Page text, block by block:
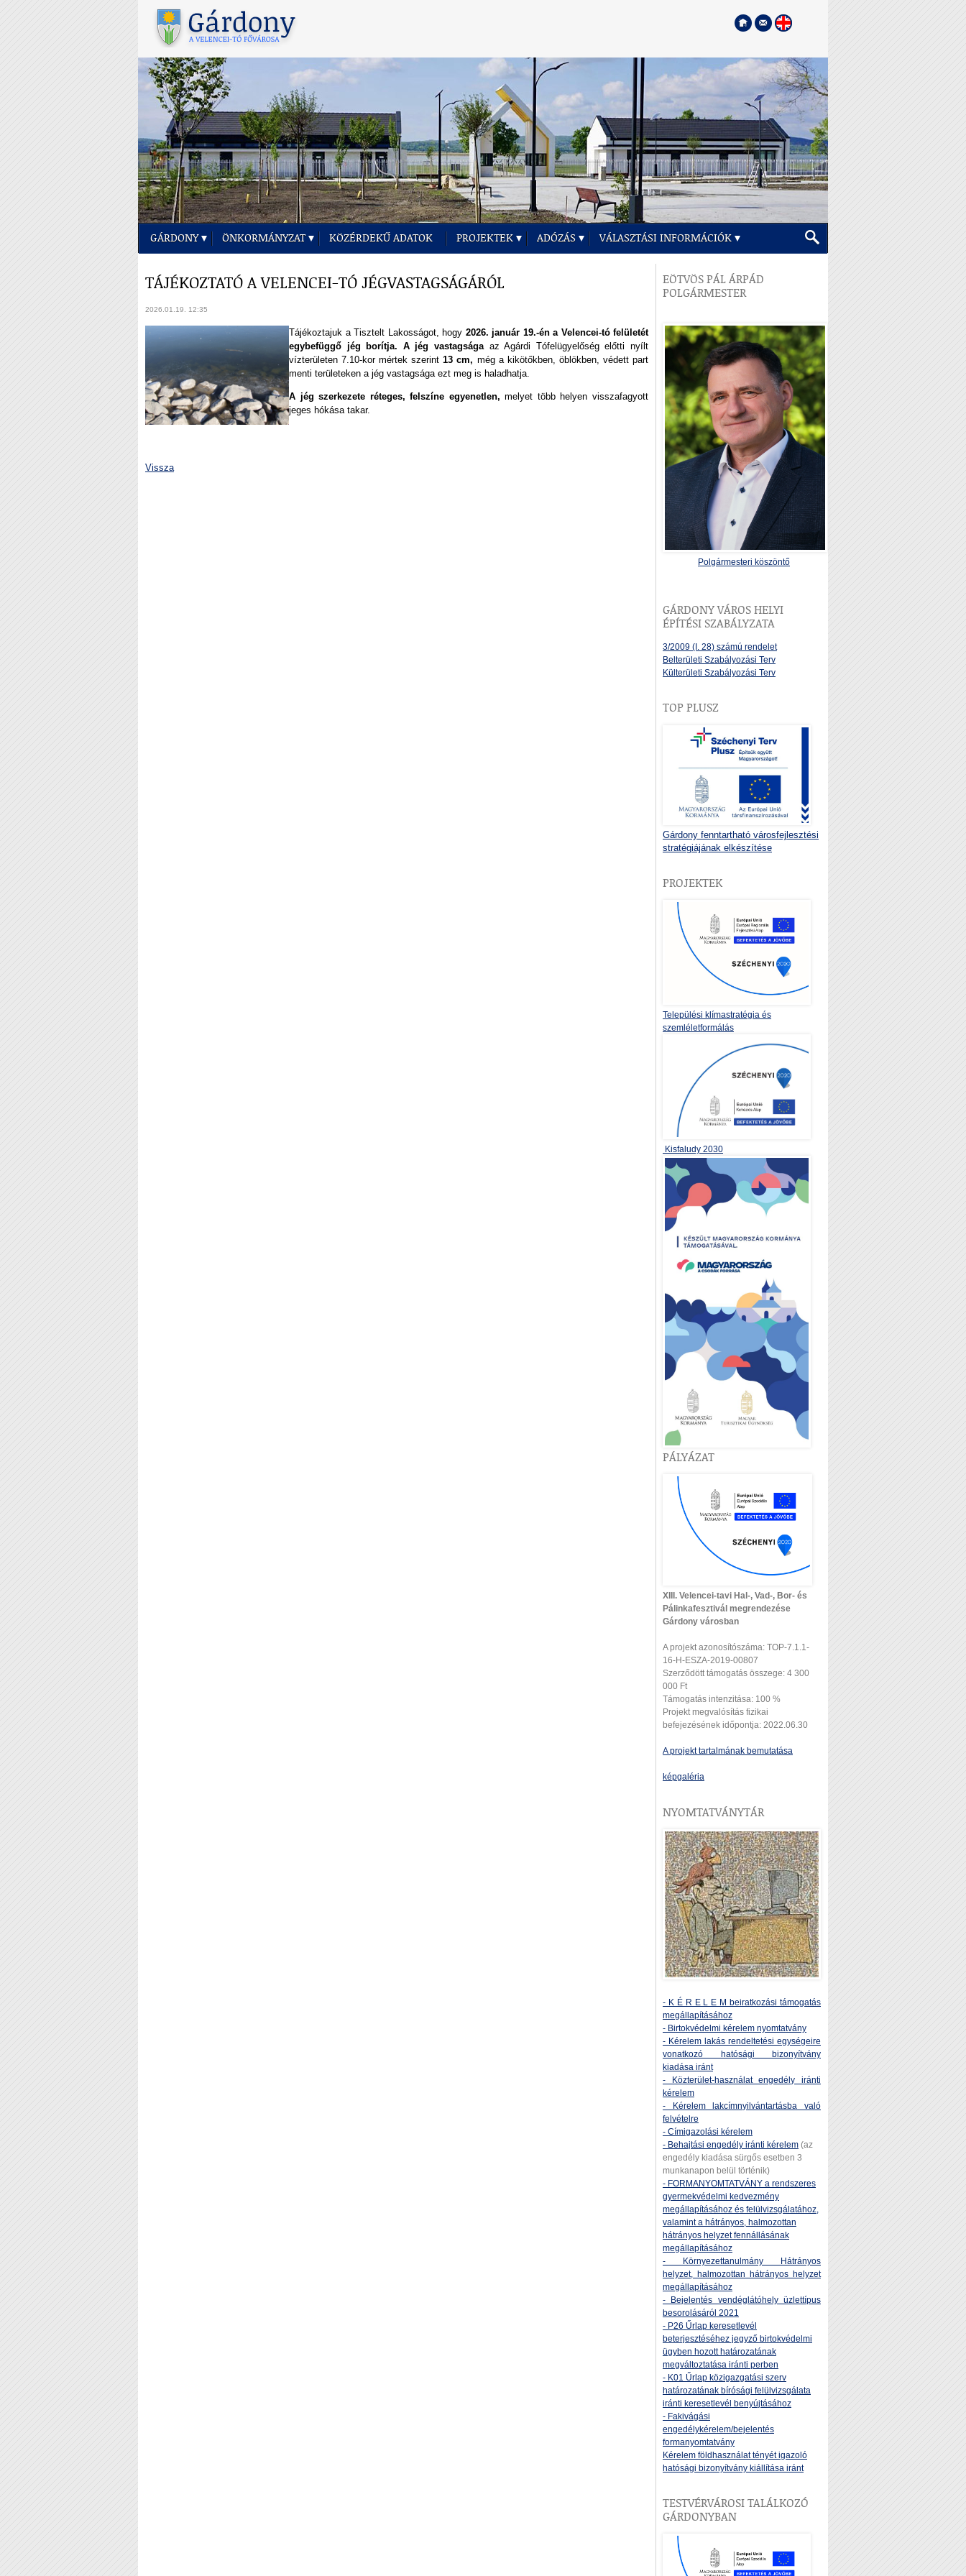
GÁRDONY ÖNKORMÁNYZAT KÖZÉRDEKŰ ADATOK PROJEKTEK ADÓZÁS VÁLASZTÁSI INFORMÁCIÓK
TÁJÉKOZTATÓ A VELENCEI-TÓ JÉGVASTAGSÁGÁRÓL
2026.01.19. 12:35
Tájékoztajuk a Tisztelt Lakosságot, hogy 2026. január 19.-én a Velencei-tó felületét
egybefüggő jég borítja. A jég vastagságaaz Agárdi Tófelügyelőség előtti nyílt
vízterületen 7.10-kor mértek szerint13 cm, még a kikötőkben, öblökben, védett part
menti területeken a jég vastagsága ezt meg is haladhatja.
A jég szerkezete réteges, felszíne egyenetlen, melyet több helyen visszafagyott
jeges hókása takar.
Vissza
EÖTVÖS PÁL ÁRPÁD
POLGÁRMESTER
Polgármesteri köszöntő
GÁRDONY VÁROS HELYI
ÉPÍTÉSI SZABÁLYZATA
3/2009 (I. 28) számú rendelet
Belterületi Szabályozási Terv
Külterületi Szabályozási Terv
TOP PLUSZ
Gárdony fenntartható városfejlesztési
stratégiájának elkészítése
PROJEKTEK
Települési klímastratégia és
szemléletformálás
Kisfaludy 2030
PÁLYÁZAT
XIII. Velencei-tavi Hal-, Vad-, Bor- és
Pálinkafesztivál megrendezése
Gárdony városban
A projekt azonosítószáma: TOP-7.1.1-
16-H-ESZA-2019-00807
Szerződött támogatás összege: 4 300
000 Ft
Támogatás intenzitása: 100 %
Projekt megvalósítás fizikai
befejezésének időpontja: 2022.06.30
A projekt tartalmának bemutatása
képgaléria
NYOMTATVÁNYTÁR
- K É R E L E M beiratkozási támogatás
megállapításához
- Birtokvédelmi kérelem nyomtatvány
- Kérelem lakás rendeltetési egységeire
vonatkozó hatósági bizonyítvány
kiadása iránt
- Közterület-használat engedély iránti
kérelem
- Kérelem lakcímnyilvántartásba való
felvételre
- Címigazolási kérelem
- Behajtási engedély iránti kérelem (az
engedély kiadása sürgős esetben 3
munkanapon belül történik)
- FORMANYOMTATVÁNY a rendszeres
gyermekvédelmi kedvezmény
megállapításához és felülvizsgálatához,
valamint a hátrányos, halmozottan
hátrányos helyzet fennállásának
megállapításához
- Környezettanulmány Hátrányos
helyzet, halmozottan hátrányos helyzet
megállapításához
- Bejelentés vendéglátóhely üzlettípus
besorolásáról 2021
- P26 Űrlap keresetlevél
beterjesztéséhez jegyző birtokvédelmi
ügyben hozott határozatának
megváltoztatása iránti perben
- K01 Űrlap közigazgatási szerv
határozatának bírósági felülvizsgálata
iránti keresetlevél benyújtásához
- Fakivágási
engedélykérelem/bejelentés
formanyomtatvány
Kérelem földhasználat tényét igazoló
hatósági bizonyítvány kiállítása iránt
TESTVÉRVÁROSI TALÁLKOZÓ
GÁRDONYBAN